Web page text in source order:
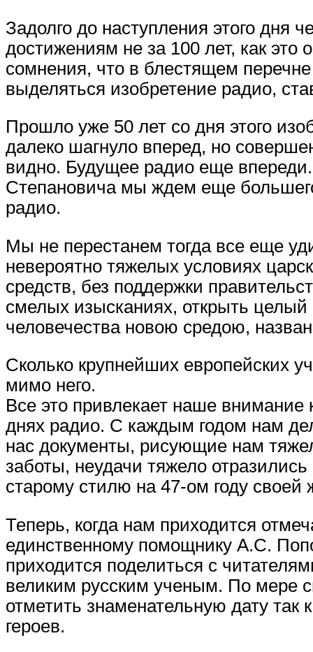
Задолго до наступления этого дня
достижениям не за 100 лет, как это
сомнения, что в блестящем перечне
выделяться изобретение радио,
Прошло уже 50 лет со дня этого
далеко шагнуло вперед, но
видно. Будущее радио еще
Степановича мы ждем еще
радио.
Мы не перестанем тогда все еще
невероятно тяжелых условиях
средств, без поддержки
смелых изысканиях, открыть
человечества новою средою,
Сколько крупнейших европейских
мимо него.
Все это привлекает наше
днях радио. С каждым годом нам
нас документы, рисующие нам
заботы, неудачи тяжело
старому стилю на 47-ом году своей
Теперь, когда нам приходится
единственному помощнику А.С.
приходится поделиться с
великим русским ученым. По мере
отметить знаменательную дату
героев.